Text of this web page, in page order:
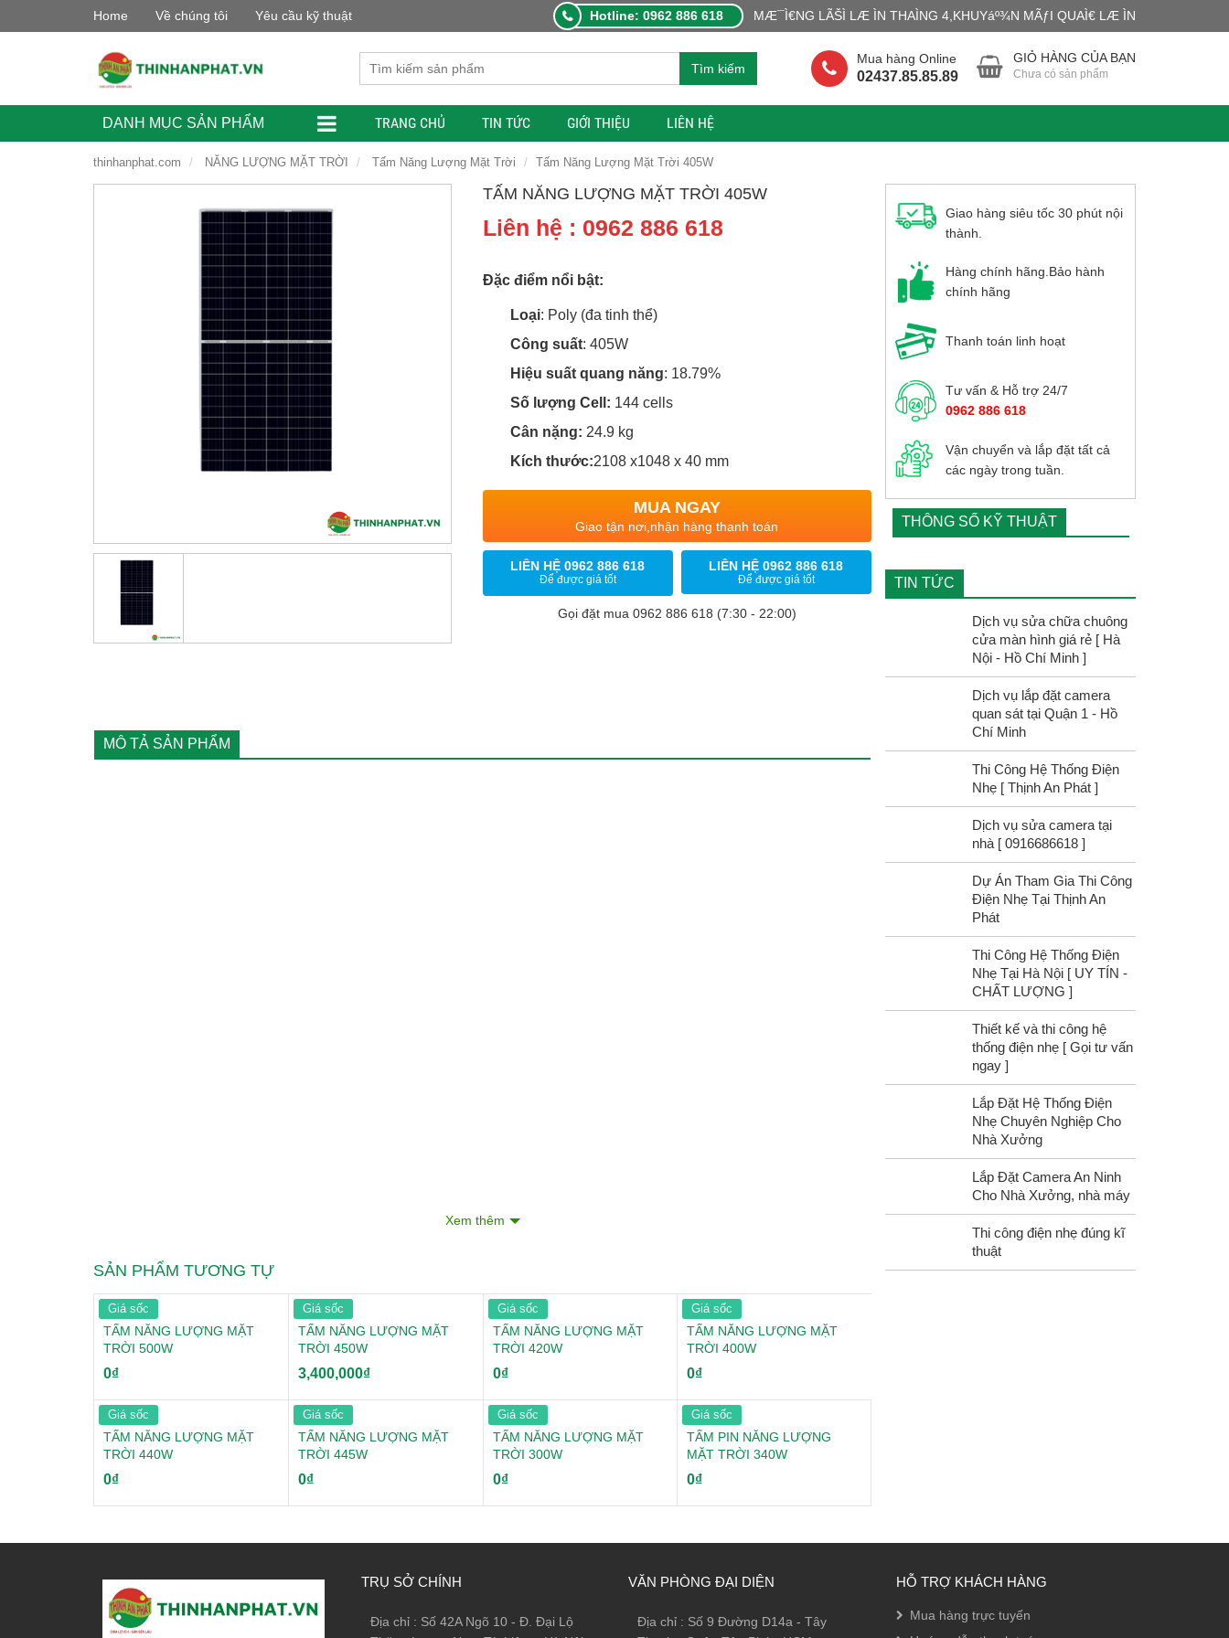
Home Về chúng tôi Yêu cầu kỹ thuật Hotline: 0962 886 618 MÆ¯Ì€NG LÃŠÌ LÆ ÌN THAÌNG 4,KHUYáº¾N MÃƒI QUAÌ€ LÆ ÌN
Tìm kiếm
GIỎ HÀNG CỦA BẠN
Chưa có sản phẩm
Mua hàng Online
02437.85.85.89
DANH MỤC SẢN PHẨM TRANG CHỦ TIN TỨC GIỚI THIỆU LIÊN HỆ
thinhanphat.com NĂNG LƯỢNG MẶT TRỜI Tấm Năng Lượng Mặt Trời Tấm Năng Lượng Mặt Trời 405W
TẤM NĂNG LƯỢNG MẶT TRỜI 405W
Liên hệ : 0962 886 618
Đặc điểm nổi bật:
Loại: Poly (đa tinh thể)
Công suất: 405W
Hiệu suất quang năng: 18.79%
Số lượng Cell: 144 cells
Cân nặng: 24.9 kg
Kích thước:2108 x1048 x 40 mm
MUA NGAY
Giao tận nơi,nhận hàng thanh toán
LIÊN HỆ 0962 886 618
Để được giá tốt
LIÊN HỆ 0962 886 618
Để được giá tốt
Gọi đặt mua 0962 886 618 (7:30 - 22:00)
MÔ TẢ SẢN PHẨM
Xem thêm
SẢN PHẨM TƯƠNG TỰ
Giá sốc
TẤM NĂNG LƯỢNG MẶT
TRỜI 500W
0₫
Giá sốc
TẤM NĂNG LƯỢNG MẶT
TRỜI 450W
3,400,000₫
Giá sốc
TẤM NĂNG LƯỢNG MẶT
TRỜI 420W
0₫
Giá sốc
TẤM NĂNG LƯỢNG MẶT
TRỜI 400W
0₫
Giá sốc
TẤM NĂNG LƯỢNG MẶT
TRỜI 440W
0₫
Giá sốc
TẤM NĂNG LƯỢNG MẶT
TRỜI 445W
0₫
Giá sốc
TẤM NĂNG LƯỢNG MẶT
TRỜI 300W
0₫
Giá sốc
TẤM PIN NĂNG LƯỢNG
MẶT TRỜI 340W
0₫
Giao hàng siêu tốc 30 phút nội
thành.
Hàng chính hãng.Bảo hành
chính hãng
Thanh toán linh hoạt
Tư vấn & Hỗ trợ 24/7
0962 886 618
Vận chuyển và lắp đặttất cả
các ngày trong tuần.
THÔNG SỐ KỸ THUẬT
TIN TỨC
Dịch vụ sửa chữa chuông
cửa màn hình giá rẻ [ Hà
Nội - Hồ Chí Minh ]
Dịch vụ lắp đặt camera
quan sát tại Quận 1 - Hồ
Chí Minh
Thi Công Hệ Thống Điện
Nhẹ [ Thịnh An Phát ]
Dịch vụ sửa camera tại
nhà [ 0916686618 ]
Dự Án Tham Gia Thi Công
Điện Nhẹ Tại Thịnh An
Phát
Thi Công Hệ Thống Điện
Nhẹ Tại Hà Nội [ UY TÍN -
CHẤT LƯỢNG ]
Thiết kế và thi công hệ
thống điện nhẹ [ Gọi tư vấn
ngay ]
Lắp Đặt Hệ Thống Điện
Nhẹ Chuyên Nghiệp Cho
Nhà Xưởng
Lắp Đặt Camera An Ninh
Cho Nhà Xưởng, nhà máy
Thi công điện nhẹ đúng kĩ
thuật
TRỤ SỞ CHÍNH
Địa chỉ : Số 42A Ngõ 10 - Đ. Đại Lộ
VĂN PHÒNG ĐẠI DIỆN
Địa chỉ : Số 9 Đường D14a - Tây
HỖ TRỢ KHÁCH HÀNG
Mua hàng trực tuyến